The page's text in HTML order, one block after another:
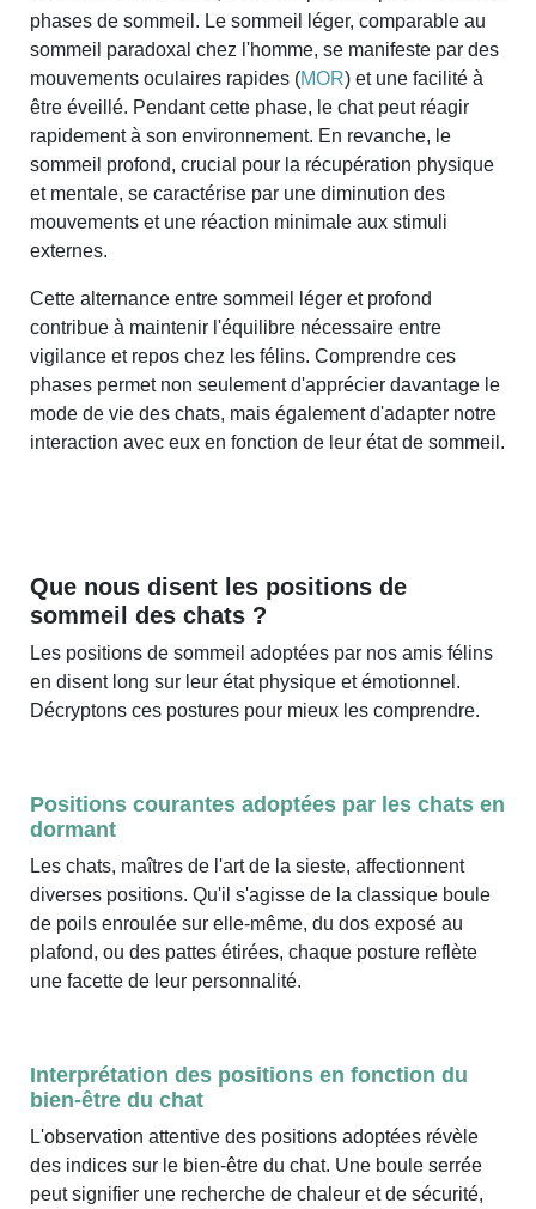
phases de sommeil. Le sommeil léger, comparable au
sommeil paradoxal chez l'homme, se manifeste par des
mouvements oculaires rapides (MOR) et une facilité à
être éveillé. Pendant cette phase, le chat peut réagir
rapidement à son environnement. En revanche, le
sommeil profond, crucial pour la récupération physique
et mentale, se caractérise par une diminution des
mouvements et une réaction minimale aux stimuli
externes.
Cette alternance entre sommeil léger et profond
contribue à maintenir l'équilibre nécessaire entre
vigilance et repos chez les félins. Comprendre ces
phases permet non seulement d'apprécier davantage le
mode de vie des chats, mais également d'adapter notre
interaction avec eux en fonction de leur état de sommeil.
Que nous disent les positions de
sommeil des chats ?
Les positions de sommeil adoptées par nos amis félins
en disent long sur leur état physique et émotionnel.
Décryptons ces postures pour mieux les comprendre.
Positions courantes adoptées par les chats en
dormant
Les chats, maîtres de l'art de la sieste, affectionnent
diverses positions. Qu'il s'agisse de la classique boule
de poils enroulée sur elle-même, du dos exposé au
plafond, ou des pattes étirées, chaque posture reflète
une facette de leur personnalité.
Interprétation des positions en fonction du
bien-être du chat
L'observation attentive des positions adoptées révèle
des indices sur le bien-être du chat. Une boule serrée
peut signifier une recherche de chaleur et de sécurité,